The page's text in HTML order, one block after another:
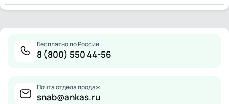
Бесплатно по России
8 (800) 550 44-56
Почта отдела продаж
snab@ankas.ru